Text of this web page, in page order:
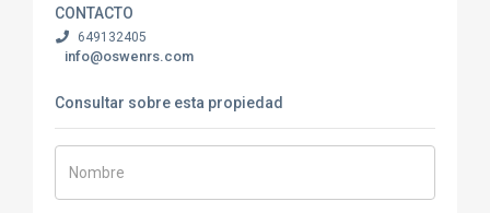
CONTACTO
649132405
info@oswenrs.com
Consultar sobre esta propiedad